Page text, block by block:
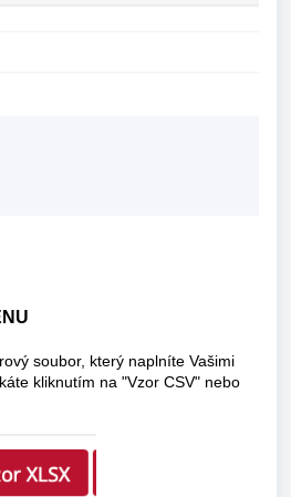
soubor, který naplníte Vašimi
kliknutím na "Vzor CSV" nebo